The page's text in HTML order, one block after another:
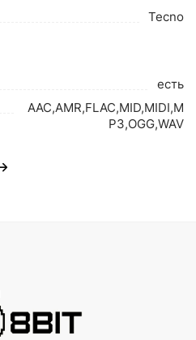
Tecno
есть
AAC,AMR,FLAC,MID,MIDI,M
P3,OGG,WAV